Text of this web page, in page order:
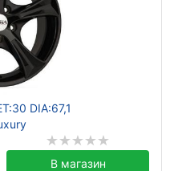
DIA:67,1
В магазин